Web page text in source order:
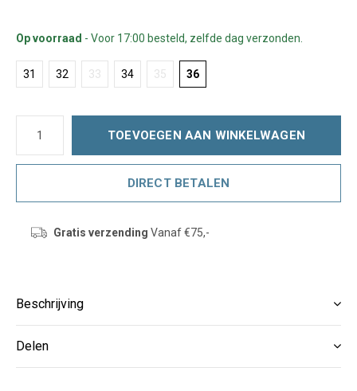
Op voorraad - Voor 17:00 besteld, zelfde dag verzonden.
31 32 33 34 35 36
TOEVOEGEN AAN WINKELWAGEN
DIRECT BETALEN
Gratis verzending Vanaf €75,-
Beschrijving
Delen